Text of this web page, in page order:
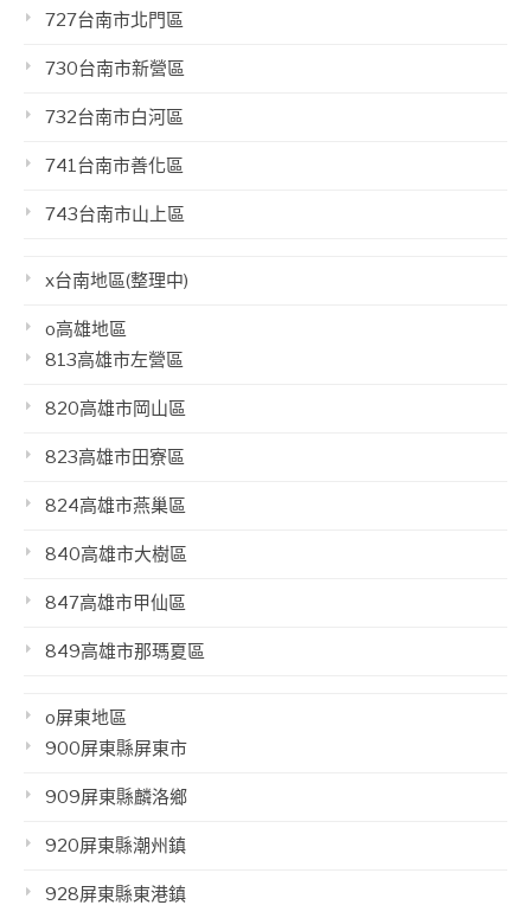
727台南市北門區
730台南市新營區
732台南市白河區
741台南市善化區
743台南市山上區
x台南地區(整理中)
o高雄地區
813高雄市左營區
820高雄市岡山區
823高雄市田寮區
824高雄市燕巢區
840高雄市大樹區
847高雄市甲仙區
849高雄市那瑪夏區
o屏東地區
900屏東縣屏東市
909屏東縣麟洛鄉
920屏東縣潮州鎮
928屏東縣東港鎮